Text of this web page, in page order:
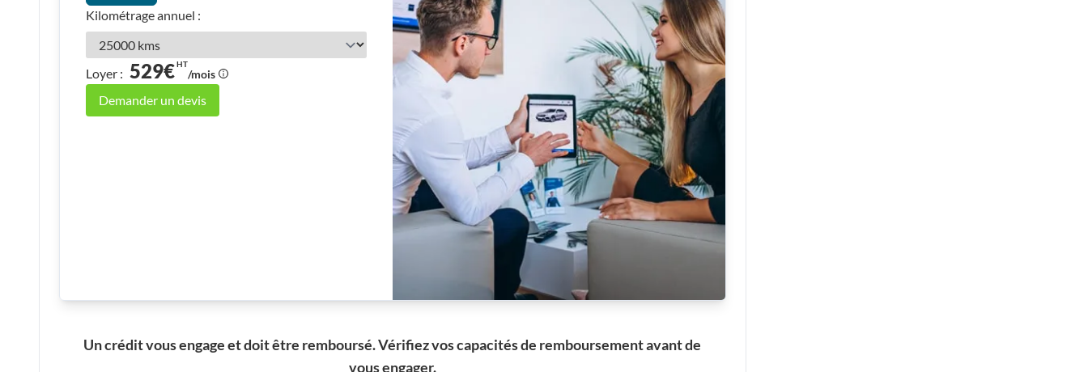
Kilométrage annuel :
Loyer : 529€HT
/mois
Demander un devis
Un crédit vous engage et doit être remboursé. Vérifiez vos capacités de remboursement avant de
vous engager.